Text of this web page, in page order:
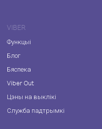
VIBER
Функцыі
Блог
Бяспека
Viber Out
Цэны на выклікі
Служба падтрымкі